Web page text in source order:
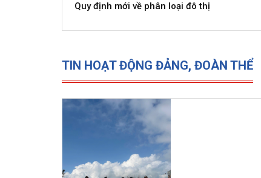
Quy định mới về phân loại đô thị
TIN HOẠT ĐỘNG ĐẢNG, ĐOÀN THỂ